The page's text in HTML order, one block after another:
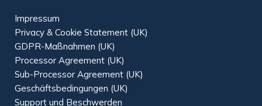
Impressum
Privacy & Cookie Statement (UK)
GDPR-Maßnahmen (UK)
Processor Agreement (UK)
Sub-Processor Agreement (UK)
Geschäftsbedingungen (UK)
Support und Beschwerden